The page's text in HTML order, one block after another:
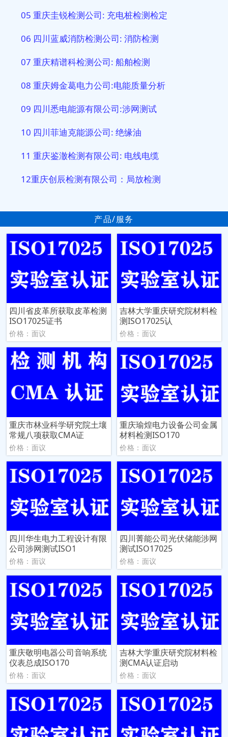
05 重庆圭锐检测公司: 充电桩检测检定
06 四川蓝威消防检测公司: 消防检测
07 重庆精谱科检测公司: 船舶检测
08 重庆姆金葛电力公司:电能质量分析
09 四川悉电能源有限公司:涉网测试
10 四川菲迪克能源公司: 绝缘油
11 重庆鉴澈检测有限公司: 电线电缆
12重庆创辰检测有限公司：局放检测
产品/服务
四川省皮革所获取皮革检测
ISO17025证书
价格：面议
吉林大学重庆研究院材料检
测ISO17025认
价格：面议
重庆市林业科学研究院土壤
常规八项获取CMA证
价格：面议
重庆瑜煌电力设备公司金属
材料检测ISO170
价格：面议
四川华生电力工程设计有限
公司涉网测试ISO1
价格：面议
四川菁能公司光伏储能涉网
测试ISO17025
价格：面议
重庆敬明电器公司音响系统
仪表总成ISO170
价格：面议
吉林大学重庆研究院材料检
测CMA认证启动
价格：面议